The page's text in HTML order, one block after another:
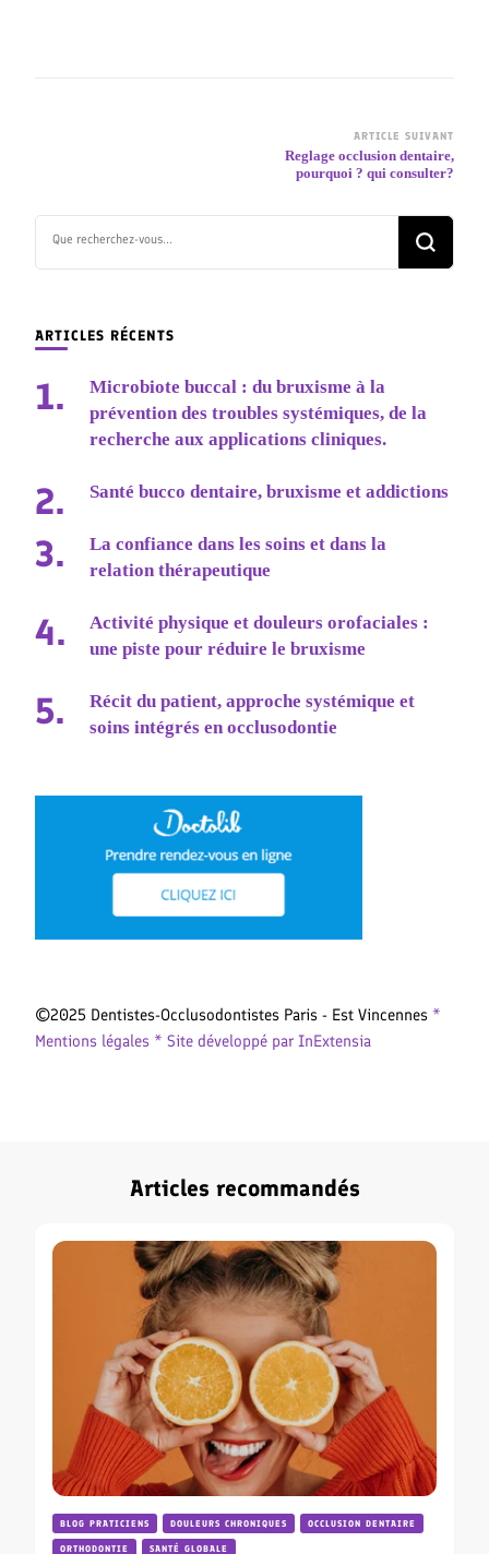
ARTICLE SUIVANT
Reglage occlusion dentaire,
pourquoi ? qui consulter?
ARTICLES RÉCENTS
Microbiote buccal : du bruxisme à la
prévention des troubles systémiques, de la
recherche aux applications cliniques.
Santé bucco dentaire, bruxisme et addictions
La confiance dans les soins et dans la
relation thérapeutique
Activité physique et douleurs orofaciales :
une piste pour réduire le bruxisme
Récit du patient, approche systémique et
soins intégrés en occlusodontie
©2025 Dentistes-Occlusodontistes Paris - Est Vincennes *
Mentions légales * Site développé par InExtensia
Articles recommandés
BLOG PRATICIENS DOULEURS CHRONIQUES OCCLUSION DENTAIRE
ORTHODONTIE SANTÉ GLOBALE